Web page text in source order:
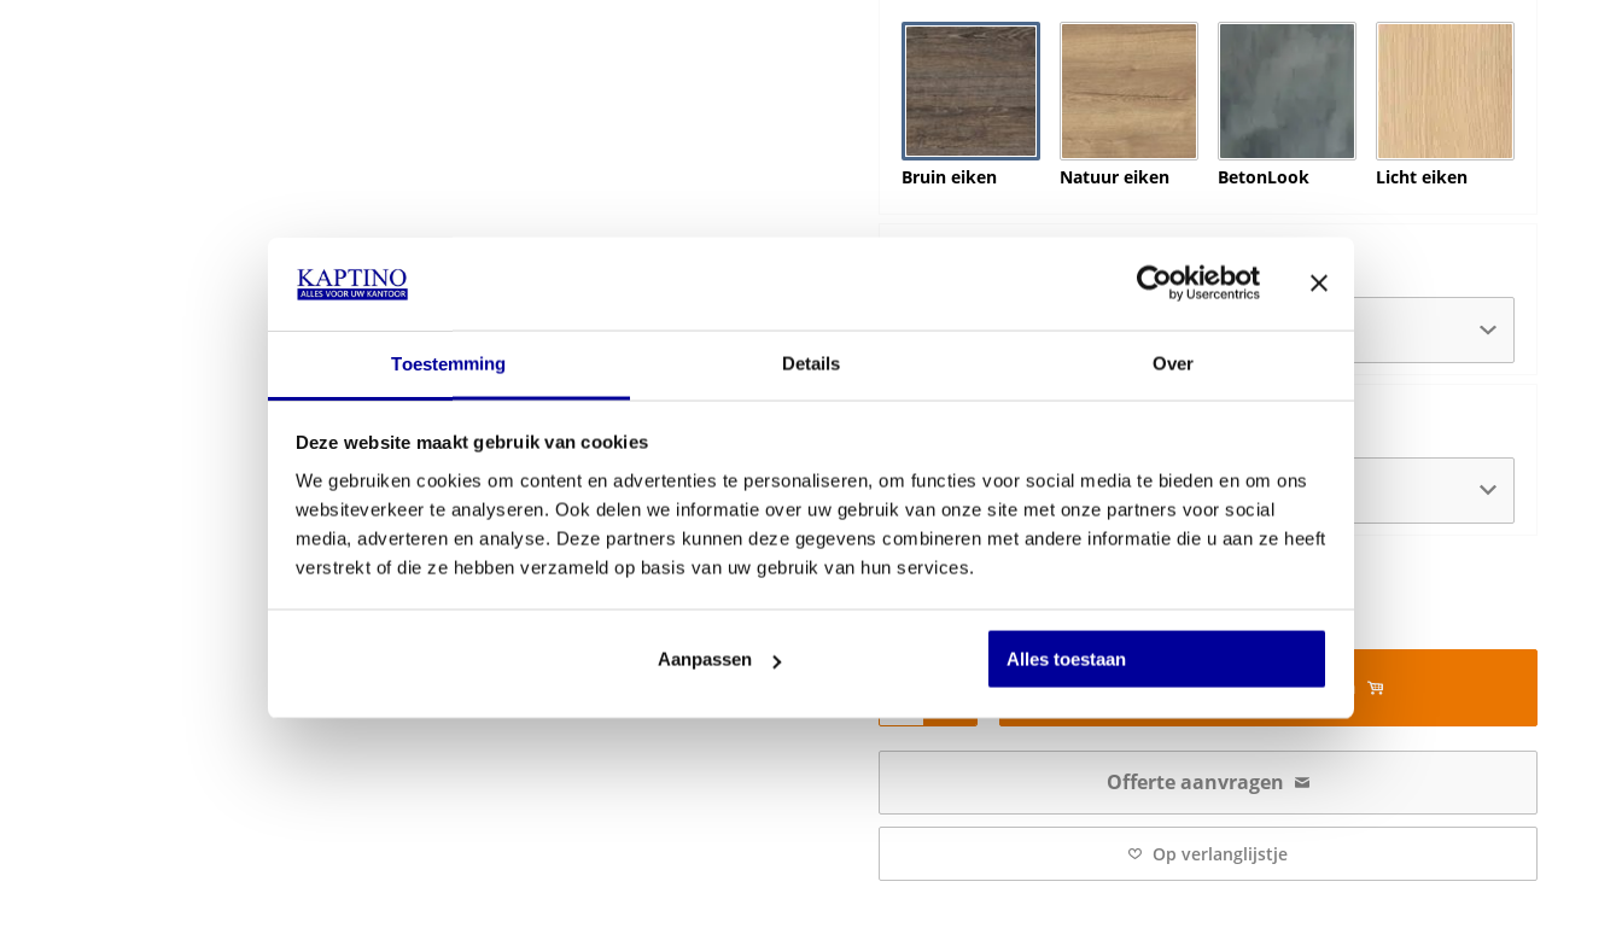
Toestemming Details Over
Deze website maakt gebruik van cookies
We gebruiken cookies om content en advertenties te personaliseren, om functies voor social media te bieden en om ons
websiteverkeer te analyseren. Ook delen we informatie over uw gebruik van onze site met onze partners voor social
media, adverteren en analyse. Deze partners kunnen deze gegevens combineren met andere informatie die u aan ze heeft
verstrekt of die ze hebben verzameld op basis van uw gebruik van hun services.
Aanpassen Alles toestaan
Bruin eiken Natuur eiken BetonLook Licht eiken
€1.139,00
In mijn winkelwagen
Offerte aanvragen
Op verlanglijstje